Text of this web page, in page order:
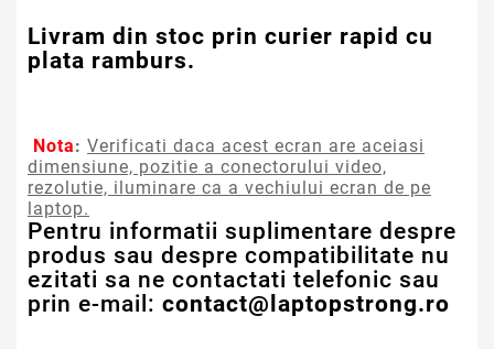
Livram din stoc prin curier rapid cu
plata ramburs.
Nota: Verificati daca acest ecran are aceiasi
dimensiune, pozitie a conectorului video,
rezolutie, iluminare ca a vechiului ecran de pe
laptop.
Pentru informatii suplimentare despre
produs sau despre compatibilitate nu
ezitati sa ne contactati telefonic sau
prin e-mail: contact@laptopstrong.ro